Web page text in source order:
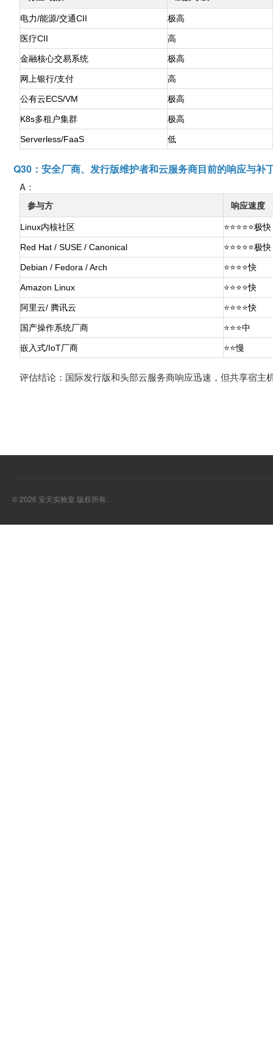
电力/能源/交通CII 极高
医疗CII 高
金融核心交易系统 极高
网上银行/支付 高
公有云ECS/VM 极高
K8s多租户集群 极高
Serverless/FaaS 低
Q30：安全厂商、发行版维护者和云服务商目前的响应与补
A：
参与方 响应速度
Linux内核社区 ⭐⭐⭐⭐⭐极快
Red Hat / SUSE / Canonical ⭐⭐⭐⭐⭐极快
Debian / Fedora / Arch ⭐⭐⭐⭐快
Amazon Linux ⭐⭐⭐⭐快
阿里云/ 腾讯云 ⭐⭐⭐⭐快
国产操作系统厂商 ⭐⭐⭐中
嵌入式/IoT厂商 ⭐⭐慢
评估结论：国际发行版和头部云服务商响应迅速，但共享宿
© 2026 安天实验室 版权所有.